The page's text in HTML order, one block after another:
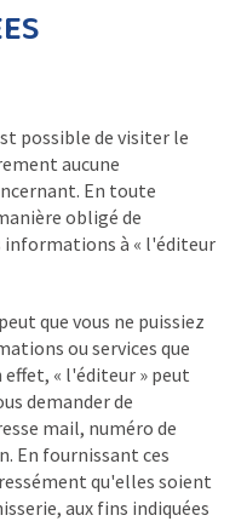
possible de visiter le
aucune
En toute
obligé de
à « l'éditeur
que vous ne puissiez
ou services que
effet, « l'éditeur » peut
demander de
mail, numéro de
En fournissant ces
qu'elles soient
aux fins indiquées